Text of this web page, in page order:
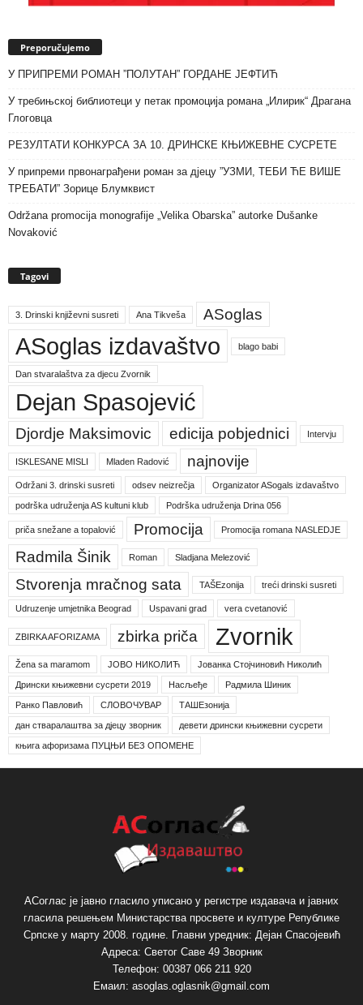
Preporučujemo
У ПРИПРЕМИ РОМАН ”ПОЛУТАН” ГОРДАНЕ ЈЕФТИЋ
У требињској библиотеци у петак промоција романа „Илирик“ Драгана
Глоговца
РЕЗУЛТАТИ КОНКУРСА ЗА 10. ДРИНСКЕ КЊИЖЕВНЕ СУСРЕТЕ
У припреми првонаграђени роман за дјецу ”УЗМИ, ТЕБИ ЋЕ ВИШЕ
ТРЕБАТИ” Зорице Блумквист
Održana promocija monografije „Velika Obarska” autorke Dušanke
Novaković
Tagovi
3. Drinski književni susreti Ana Tikveša ASoglas
ASoglas izdavaštvo blago babi
Dan stvaralaštva za djecu Zvornik
Dejan Spasojević
Djordje Maksimovic edicija pobjednici Intervju
ISKLESANE MISLI Mladen Radović najnovije
Održani 3. drinski susreti odsev neizrečja Organizator ASogals izdavaštvo
podrška udruženja AS kultuni klub Podrška udruženja Drina 056
priča snežane a topalović Promocija Promocija romana NASLEDJE
Radmila Šinik Roman Sladjana Melezović
Stvorenja mračnog sata TAŠEzonija treći drinski susreti
Udruzenje umjetnika Beograd Uspavani grad vera cvetanović
ZBIRKA AFORIZAMA zbirka priča Zvornik
Žena sa maramom ЈОВО НИКОЛИЋ Јованка Стојчиновић Николић
Дрински књижевни сусрети 2019 Насљеђе Радмила Шиник
Ранко Павловић СЛОВОЧУВАР ТАШЕзонија
дан стваралаштва за дјецу зворник девети дрински књижевни сусрети
књига афоризама ПУЦЊИ БЕЗ ОПОМЕНЕ
АСоглас је јавно гласило уписано у регистре издавача и јавних
гласила решењем Министарства просвете и културе Републике
Српске у марту 2008. године. Главни уредник: Дејан Спасојевић
Адреса: Светог Саве 49 Зворник
Телефон: 00387 066 211 920
Емаил: asoglas.oglasnik@gmail.com